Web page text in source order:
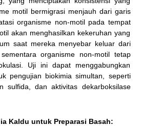
motil bermigrasi menjauh dari garis
organisme non-motil pada tempat
akan menghasilkan kekeruhan yang
saat mereka menyebar keluar dari
organisme non-motil tetap
Uji ini dapat menggabungkan
pengujian biokimia simultan, seperti
sulfida, dan aktivitas dekarboksilase
Kaldu untuk Preparasi Basah: